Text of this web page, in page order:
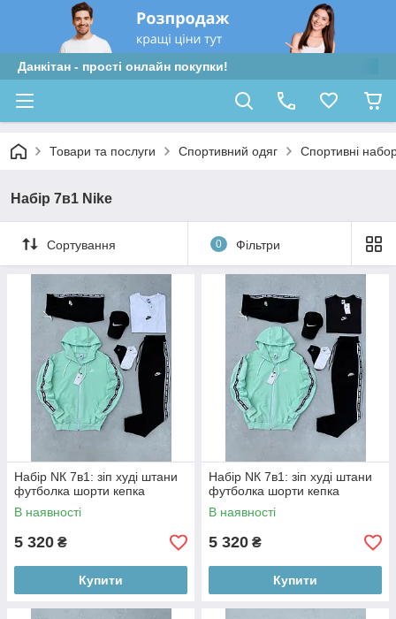
Данкітан - прості онлайн покупки!
Товари та послуги Спортивний одяг Спортивні
Набір 7в1 Nike
Сортування 0 Фільтри
Набір NК 7в1: зіп худі штани
футболка шорти кепка
В наявності
5 320 ₴
Купити
Набір NК 7в1: зіп худі штани
футболка шорти кепка
В наявності
5 320 ₴
Купити